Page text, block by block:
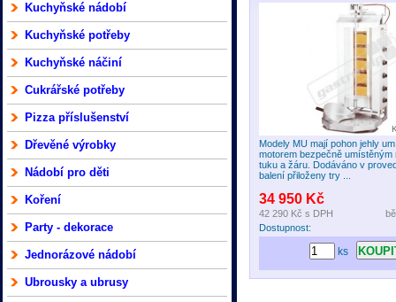
Kuchyňské nádobí
Kuchyňské potřeby
Kuchyňské náčiní
Cukrářské potřeby
Pizza příslušenství
Dřevěné výrobky
Nádobí pro děti
Koření
Party - dekorace
Jednorázové nádobí
Ubrousky a ubrusy
Modely MU mají pohon jehly
motorem bezpečně umístěným
tuku a žáru. Dodáváno v
balení přiloženy try ...
34 950 Kč
42 290 Kč s DPH
Dostupnost:
ks